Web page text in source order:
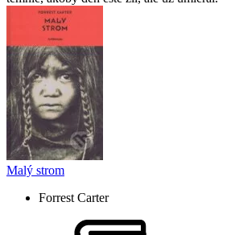
Malý strom
Forrest Carter